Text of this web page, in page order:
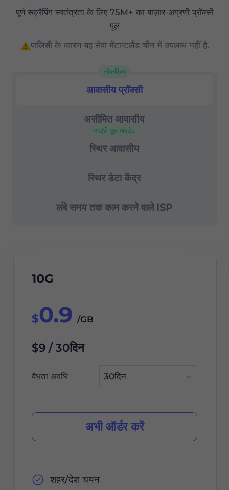
बाजार में सबसे अच्छे मूल्य/कीमत अनुपातों में से एक
सटीक (देश, राज्य और शहर-स्तर) भू-लक्ष्यीकरण
99.67% सफलता दर
पूर्ण स्क्रैपिंग स्वतंत्रता के लिए 75M+ का बाज़ार-अग्रणी प्रॉक्सी
पूल
पालिसी के कारण यह सेवा मेंटान्टलैंड चीन में उपलब्ध नहीं है.
आवासीय प्रॉक्सी
लोकप्रिय
असीमित आवासीय
स्थिर आवासीय
आईपी पूल अपडेट
स्थिर डेटा केंद्र
लंबे समय तक काम करने वाले ISP
आवासीय प्रॉक्सी
10G
$0.9 /GB
$9 / 30दिन
वैधता अवधि
अभी ऑर्डर करें
शहर/देश चयन